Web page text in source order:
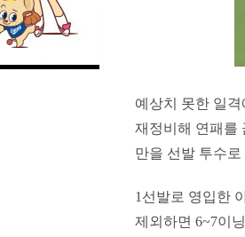
예상치 못한 일
재정비해 연패를
만을 선발 투수
1선발로 영입한
제외하면 6~7이